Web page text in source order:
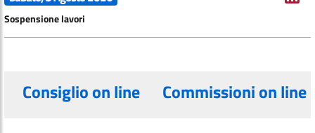
Sospensione lavori
Consiglio on line Commissioni on line